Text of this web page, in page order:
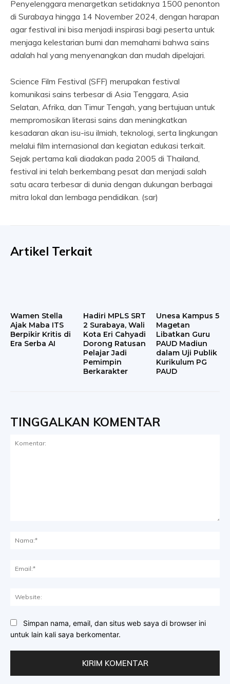
Penyelenggara menargetkan setidaknya 1500 penonton
di Surabaya hingga 14 November 2024, dengan harapan
agar festival ini bisa menjadi inspirasi bagi peserta untuk
menjaga kelestarian bumi dan memahami bahwa sains
adalah hal yang menyenangkan dan mudah dipelajari.
Science Film Festival (SFF) merupakan festival
komunikasi sains terbesar di Asia Tenggara, Asia
Selatan, Afrika, dan Timur Tengah, yang bertujuan untuk
mempromosikan literasi sains dan meningkatkan
kesadaran akan isu-isu ilmiah, teknologi, serta lingkungan
melalui film internasional dan kegiatan edukasi terkait.
Sejak pertama kali diadakan pada 2005 di Thailand,
festival ini telah berkembang pesat dan menjadi salah
satu acara terbesar di dunia dengan dukungan berbagai
mitra lokal dan lembaga pendidikan. (sar)
Artikel Terkait
Wamen Stella
Ajak Maba ITS
Berpikir Kritis di
Era Serba AI
Hadiri MPLS SRT
2 Surabaya, Wali
Kota Eri Cahyadi
Dorong Ratusan
Pelajar Jadi
Pemimpin
Berkarakter
Unesa Kampus 5
Magetan
Libatkan Guru
PAUD Madiun
dalam Uji Publik
Kurikulum PG
PAUD
TINGGALKAN KOMENTAR
Simpan nama, email, dan situs web saya di browser ini
untuk lain kali saya berkomentar.